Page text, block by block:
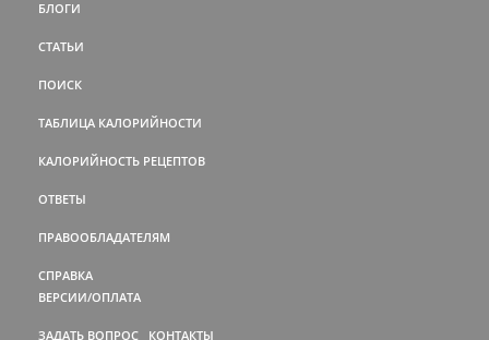
БЛОГИ
СТАТЬИ
ПОИСК
ТАБЛИЦА КАЛОРИЙНОСТИ
КАЛОРИЙНОСТЬ РЕЦЕПТОВ
ОТВЕТЫ
ПРАВООБЛАДАТЕЛЯМ
СПРАВКА
ВЕРСИИ/ОПЛАТА
ЗАДАТЬ ВОПРОС КОНТАКТЫ